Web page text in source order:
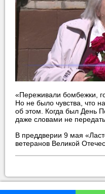
«Переживали бомбежки,
Но не было чувства, что
об этом. Когда был День
даже словами не
В преддверии 9 мая
ветеранов Великой